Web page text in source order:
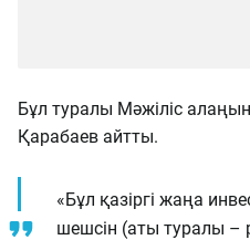
Бұл туралы Мәжіліс
Қарабаев айтты.
«Бұл қазіргі жаңа
шешсін (аты туралы –